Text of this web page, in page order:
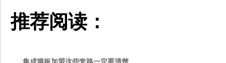
推荐阅读：